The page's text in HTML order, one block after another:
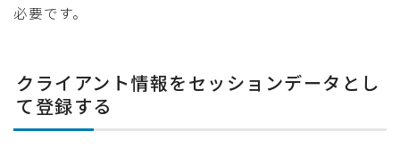
必要です。
クライアント情報をセッションデータとし
て登録する